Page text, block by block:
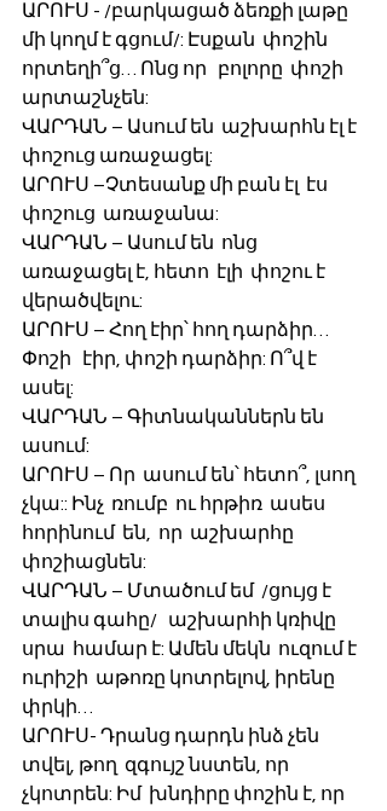
ԱՐՈՒՍ - /բարկացած ձեռքի լաթը
մի կողմ է գցում/: Էսքան  փոշին
որտեղի՞ց… Ոնց որ   բոլորը  փոշի
արտաշնչեն:
ՎԱՐԴԱՆ – Ասում են  աշխարհն էլ է
փոշուց առաջացել:
ԱՐՈՒՍ –Չտեսանք մի բան էլ  էս
փոշուց  առաջանա:
ՎԱՐԴԱՆ – Ասում են  ոնց
առաջացել է, հետո  էլի  փոշու է
վերածվելու:
ԱՐՈՒՍ – Հող էիր՝ հող դարձիր…
Փոշի   էիր, փոշի դարձիր: Ո՞վ է
ասել:
ՎԱՐԴԱՆ – Գիտնականներն են
ասում:
ԱՐՈՒՍ – Որ  ասում են՝ հետո՞, լսող
չկա:: Ինչ  ռումբ  ու հրթիռ  ասես
հորինում  են,  որ  աշխարհը
փոշիացնեն:
ՎԱՐԴԱՆ – Մտածում եմ  /ցույց է
տալիս գահը/   աշխարհի կռիվը
սրա  համար է: Ամեն մեկն  ուզում է
ուրիշի  աթոռը կոտրելով, իրենը
փրկի…
ԱՐՈՒՍ- Դրանց դարդն ինձ չեն
տվել, թող  զգույշ նստեն, որ
չկոտրեն: Իմ  խնդիրը փոշին է, որ